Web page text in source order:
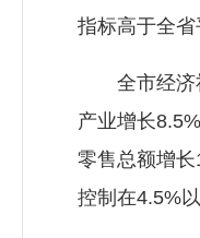
指标高于全
全市经济社
产业增长
零售总额增
控制在4.5%